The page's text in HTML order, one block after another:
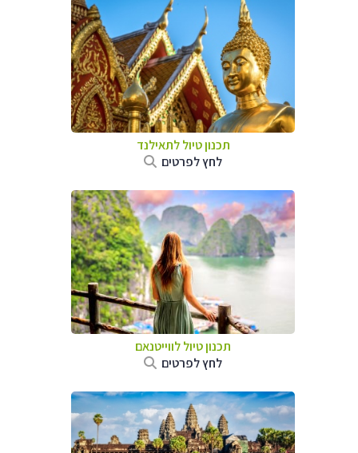
תכנון טיול לתאילנד
לחץ לפרטים
תכנון טיול לווייטנאם
לחץ לפרטים